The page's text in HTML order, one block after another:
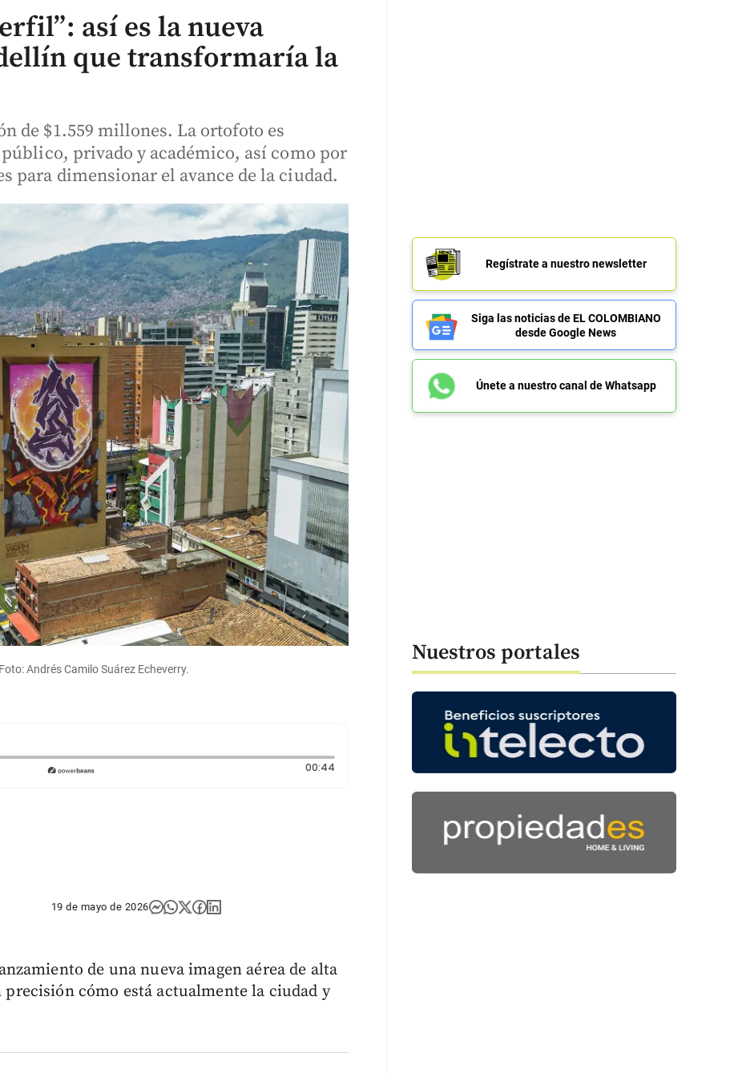
así es la nueva
que transformaría la
de $1.559 millones. La ortofoto es
privado y académico, así como por
para dimensionar el avance de la ciudad.
Andrés Camilo Suárez Echeverry.
00:44Duración: 44 segundos
19 de mayo de 2026
de una nueva imagen aérea de alta
cómo está actualmente la ciudad y
Regístrate a nuestro newsletter
Siga las noticias de EL COLOMBIANO
desde Google News
Únete a nuestro canal de Whatsapp
Nuestros portales